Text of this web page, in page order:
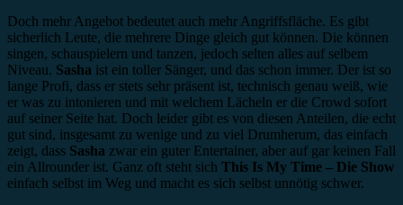
Doch mehr Angebot bedeutet auch mehr Angriffsfläche. Es gibt
sicherlich Leute, die mehrere Dinge gleich gut können. Die können
singen, schauspielern und tanzen, jedoch selten alles auf selbem
Niveau. Sasha ist ein toller Sänger, und das schon immer. Der ist so
lange Profi, dass er stets sehr präsent ist, technisch genau weiß, wie
er was zu intonieren und mit welchem Lächeln er die Crowd sofort
auf seiner Seite hat. Doch leider gibt es von diesen Anteilen, die echt
gut sind, insgesamt zu wenige und zu viel Drumherum, das einfach
zeigt, dass Sasha zwar ein guter Entertainer, aber auf gar keinen Fall
ein Allrounder ist. Ganz oft steht sich This Is My Time – Die Show
einfach selbst im Weg und macht es sich selbst unnötig schwer.